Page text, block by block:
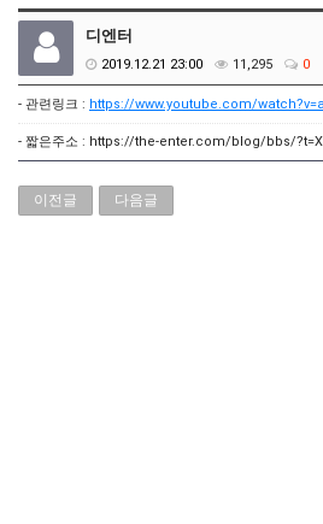
디엔터
2019.12.21 23:00 11,295 0
- 관련링크 : https://www.youtube.com/
- 짧은주소 : https://the-enter.com/blog/bbs/?t=X
이전글 다음글